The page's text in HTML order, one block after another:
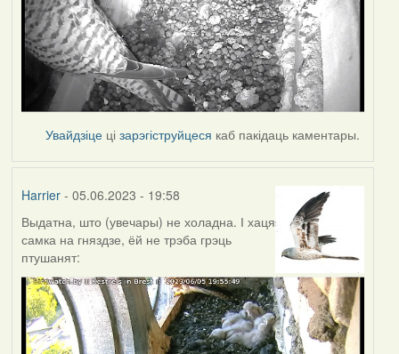
Увайдзіце цізарэгіструйцеся каб пакідаць каментары.
Harrier- 05.06.2023 - 19:58
Выдатна, што (увечары) не холадна. І хаця
самка на гняздзе, ёй не трэба грэць
птушанят: